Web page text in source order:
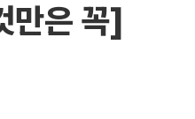
만은 꼭]